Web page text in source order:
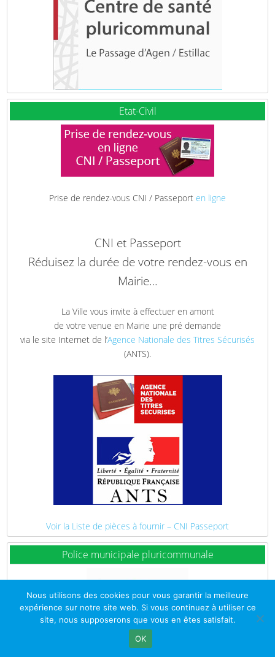
Etat-Civil
Prise de rendez-vous CNI / Passeport en ligne
CNI et Passeport
Réduisez la durée de votre rendez-vous en
Mairie…
La Ville vous invite à effectuer en amont
de votre venue en Mairie une pré demande
via le site Internet de l’Agence Nationale des Titres Sécurisés
(ANTS).
Voir la Liste de pièces à fournir – CNI Passeport
Police municipale pluricommunale
Nous utilisons des cookies pour vous garantir la meilleure
expérience sur notre site web. Si vous continuez à utiliser ce
site, nous supposerons que vous en êtes satisfait.
OK